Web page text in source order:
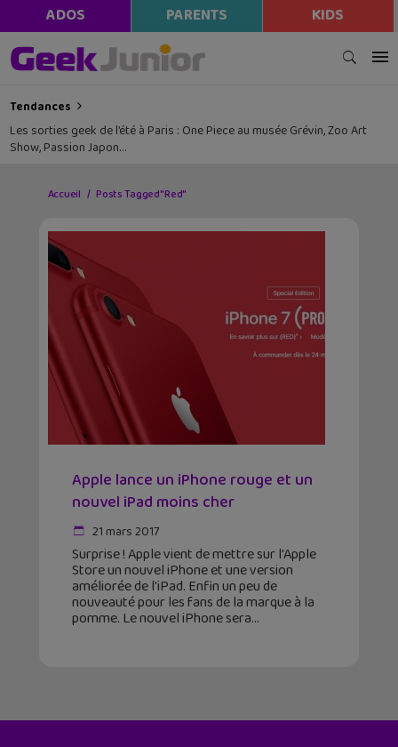
ADOS PARENTS KIDS
Tendances
Les sorties geek de l’été à Paris : One Piece au musée Grévin, Zoo Art
Show, Passion Japon…
Accueil Posts Tagged "Red"
Apple lance un iPhone rouge et un
nouvel iPad moins cher
21 mars 2017
Surprise ! Apple vient de mettre sur l'Apple
Store un nouvel iPhone et une version
améliorée de l'iPad. Enfin un peu de
nouveauté pour les fans de la marque à la
pomme. Le nouvel iPhone sera